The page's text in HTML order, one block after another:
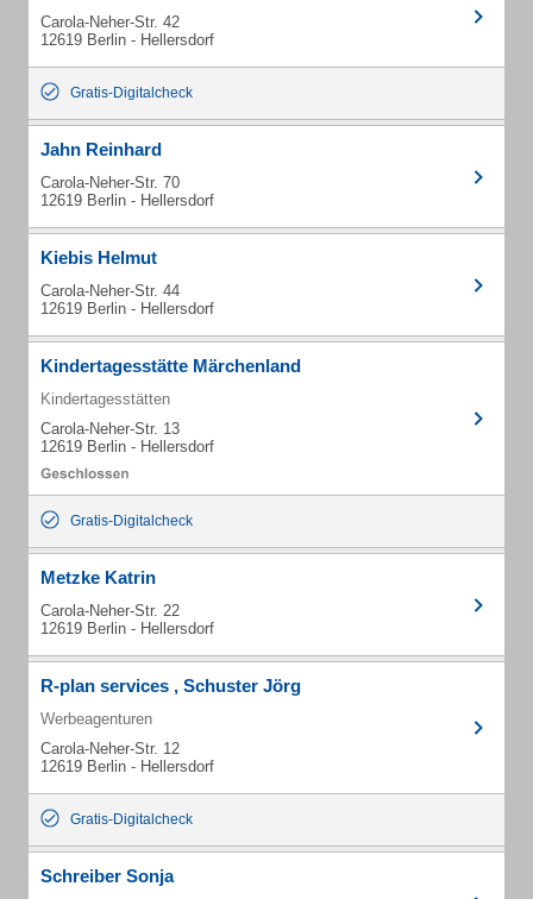
Carola-Neher-Str. 42
12619 Berlin - Hellersdorf
Gratis-Digitalcheck
Jahn Reinhard
Carola-Neher-Str. 70
12619 Berlin - Hellersdorf
Kiebis Helmut
Carola-Neher-Str. 44
12619 Berlin - Hellersdorf
Kindertagesstätte Märchenland
Kindertagesstätten
Carola-Neher-Str. 13
12619 Berlin - Hellersdorf
Gratis-Digitalcheck
Metzke Katrin
Carola-Neher-Str. 22
12619 Berlin - Hellersdorf
R-plan services , Schuster Jörg
Werbeagenturen
Carola-Neher-Str. 12
12619 Berlin - Hellersdorf
Gratis-Digitalcheck
Schreiber Sonja